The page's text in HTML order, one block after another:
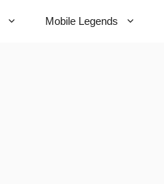
Mobile Legends